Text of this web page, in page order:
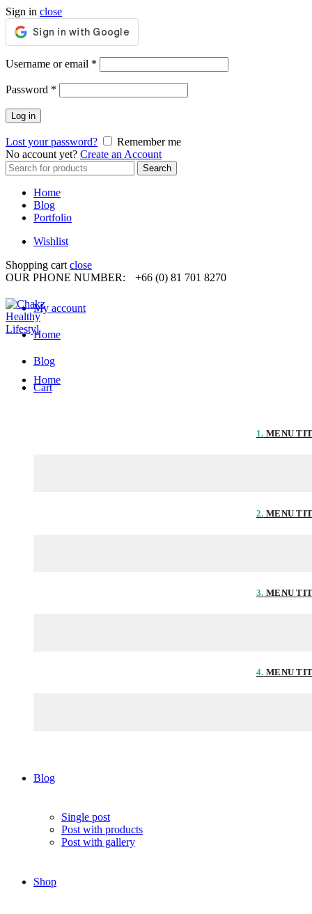
Sign in close
Username or email *
Password *
Log in
Lost your password?
Remember me
No account yet? Create an Account
Search
for:
Search
Home
Blog
Portfolio
Wishlist
Shopping cart close
OUR PHONE NUMBER:
+66 (0) 81 701 8270
My account
Home
Blog
Cart
Home
1. MENU
2. MENU
3. MENU
4. MENU
Blog
Single post
Post with products
Post with gallery
Shop